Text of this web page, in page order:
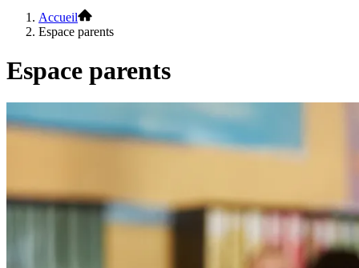
Accueil
Espace parents
Espace parents